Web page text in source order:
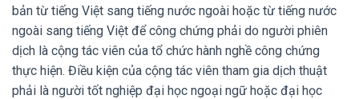
bản từ tiếng Việt sang tiếng nước ngoài hoặc từ tiếng nước
ngoài sang tiếng Việt để công chứng phải do người phiên
dịch là cộng tác viên của tổ chức hành nghề công chứng
thực hiện. Điều kiện của cộng tác viên tham gia dịch thuật
phải là người tốt nghiệp đại học ngoại ngữ hoặc đại học